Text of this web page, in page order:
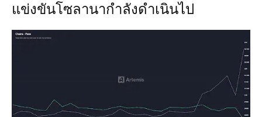
แข่งขันโซลานากำลังดำเนินไป